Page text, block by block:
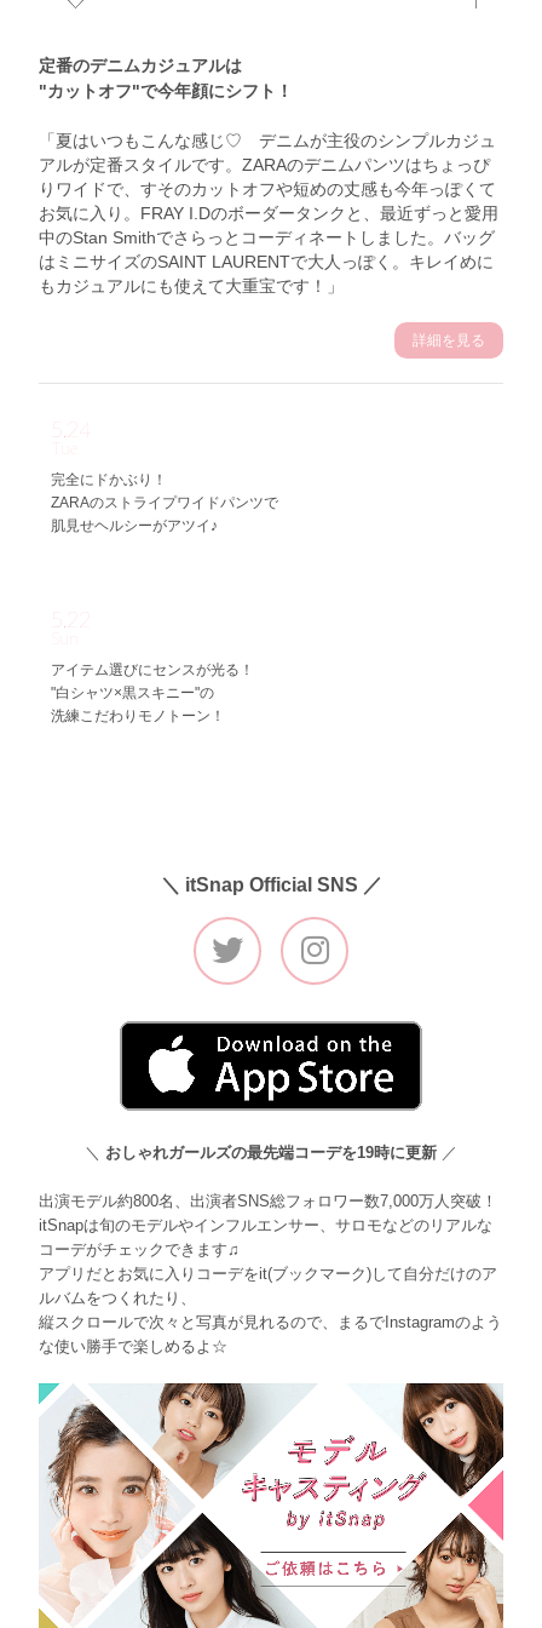
定番のデニムカジュアルは
"カットオフ"で今年顔にシフト！
「夏はいつもこんな感じ♡ デニムが主役のシンプルカジュ
アルが定番スタイルです。ZARAのデニムパンツはちょっぴ
りワイドで、すそのカットオフや短めの丈感も今年っぽくて
お気に入り。FRAY I.Dのボーダータンクと、最近ずっと愛用
中のStan Smithでさらっとコーディネートしました。バッグ
はミニサイズのSAINT LAURENTで大人っぽく。キレイめに
もカジュアルにも使えて大重宝です！」
詳細を見る
5.24
完全にドかぶり！
ZARAのストライプワイドパンツで
肌見せヘルシーがアツイ♪
5.22
アイテム選びにセンスが光る！
"白シャツ×黒スキニー"の
洗練こだわりモノトーン！
＼ itSnap Official SNS ／
＼ おしゃれガールズの最先端コーデを19時に更新 ／
出演モデル約800名、出演者SNS総フォロワー数7,000万人突破！
itSnapは旬のモデルやインフルエンサー、サロモなどのリアルな
コーデがチェックできます♫
アプリだとお気に入りコーデをit(ブックマーク)して自分だけのア
ルバムをつくれたり、
縦スクロールで次々と写真が見れるので、まるでInstagramのよう
な使い勝手で楽しめるよ☆